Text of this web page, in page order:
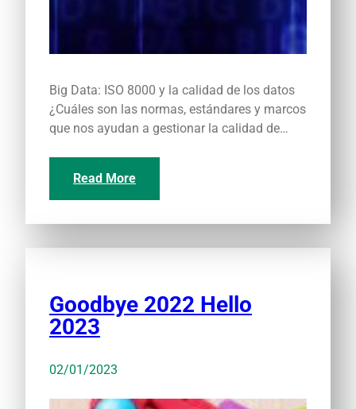
Big Data: ISO 8000 y la calidad de los datos
¿Cuáles son las normas, estándares y marcos
que nos ayudan a gestionar la calidad de…
Read More
Goodbye 2022 Hello
2023
02/01/2023